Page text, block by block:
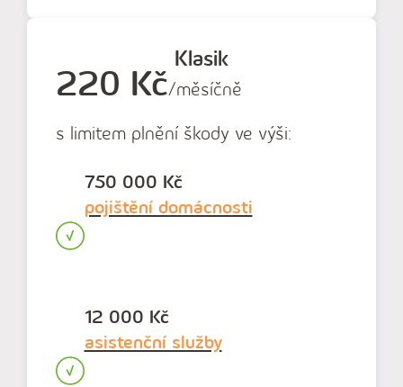
Klasik
220 Kč/měsíčně
s limitem plnění škody ve výši:
750 000 Kč
pojištění domácnosti
12 000 Kč
asistenční služby